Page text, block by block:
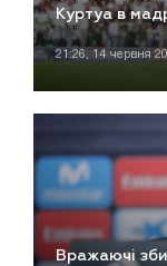
Куртуа в
21:26, 14 червня
Вражаючі